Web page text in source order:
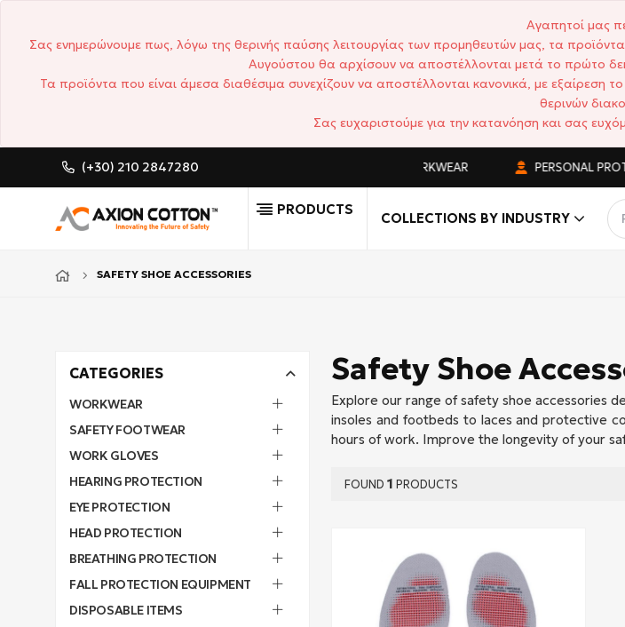
Αγαπητοί μας
Σας ενημερώνουμε πως, λόγω της θερινής παύσης λειτουργίας των προμηθευτών μας, τα
Αυγούστου θα αρχίσουν να αποστέλλονται μετά το πρώτο
Τα προϊόντα που είναι άμεσα διαθέσιμα συνεχίζουν να αποστέλλονται κανονικά, με εξαίρεση
θερινών
Σας ευχαριστούμε για την κατανόηση και σας
(+30) 210 2847280 CUSTOM MADE WORKWEAR PERSONAL
PRODUCTS
COLLECTIONS BY INDUSTRY
SAFETY SHOE ACCESSORIES
CATEGORIES
WORKWEAR
SAFETY FOOTWEAR
WORK GLOVES
HEARING PROTECTION
EYE PROTECTION
HEAD PROTECTION
BREATHING PROTECTION
FALL PROTECTION EQUIPMENT
DISPOSABLE ITEMS
Safety Shoe
Explore our range of safety shoe accessories
insoles and footbeds to laces and protective
hours of work. Improve the longevity of your
FOUND 1 PRODUCTS